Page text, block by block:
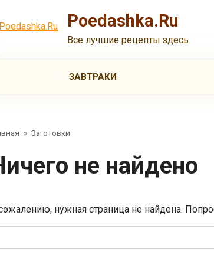
Poedashka.Ru
Все лучшие рецепты здесь
ЗАВТРАКИ
» Заготовки
Ничего не найдено
нужная страница не найдена.